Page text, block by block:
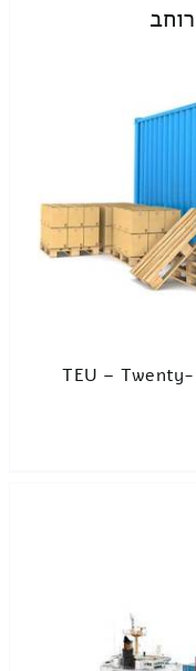
נפח של מכולה נמדד ביחידות ששמן TEU – Twenty-